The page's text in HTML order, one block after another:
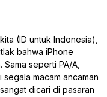
(ID untuk Indonesia),
bahwa iPhone
seperti PA/A,
macam ancaman
dicari di pasaran